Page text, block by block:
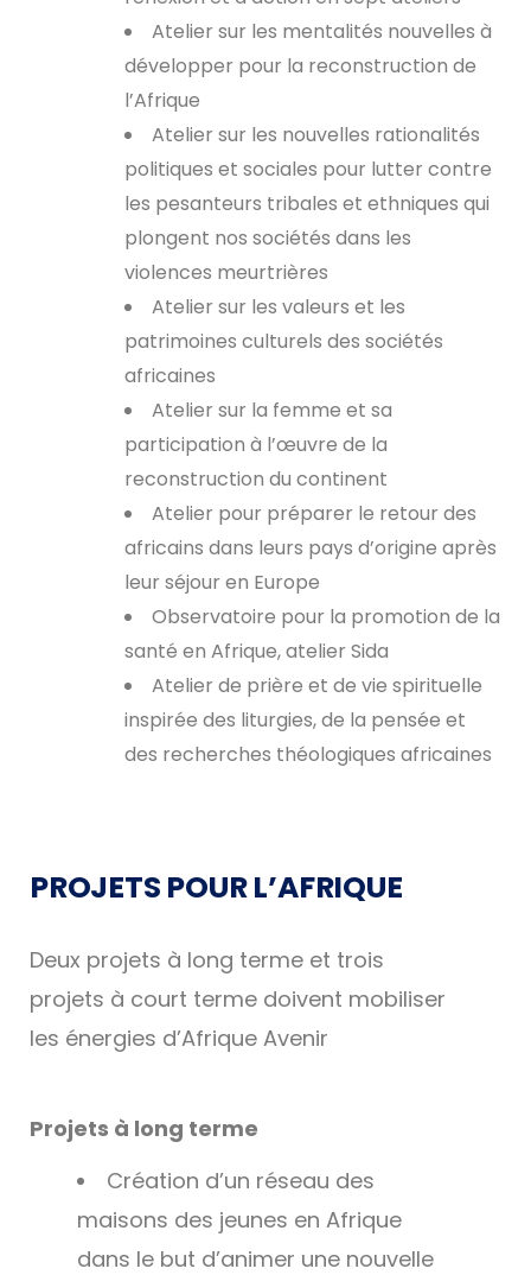
Atelier sur les mentalités nouvelles à
développer pour la reconstruction de
l’Afrique
Atelier sur les nouvelles rationalités
politiques et sociales pour lutter contre
les pesanteurs tribales et ethniques qui
plongent nos sociétés dans les
violences meurtrières
Atelier sur les valeurs et les
patrimoines culturels des sociétés
africaines
Atelier sur la femme et sa
participation à l’œuvre de la
reconstruction du continent
Atelier pour préparer le retour des
africains dans leurs pays d’origine après
leur séjour en Europe
Observatoire pour la promotion de la
santé en Afrique, atelier Sida
Atelier de prière et de vie spirituelle
inspirée des liturgies, de la pensée et
des recherches théologiques africaines
PROJETS POUR L’AFRIQUE
Deux projets à long terme et trois
projets à court terme doivent mobiliser
les énergies d’Afrique Avenir
Projets à long terme
Création d’un réseau des
maisons des jeunes en Afrique
dans le but d’animer une nouvelle